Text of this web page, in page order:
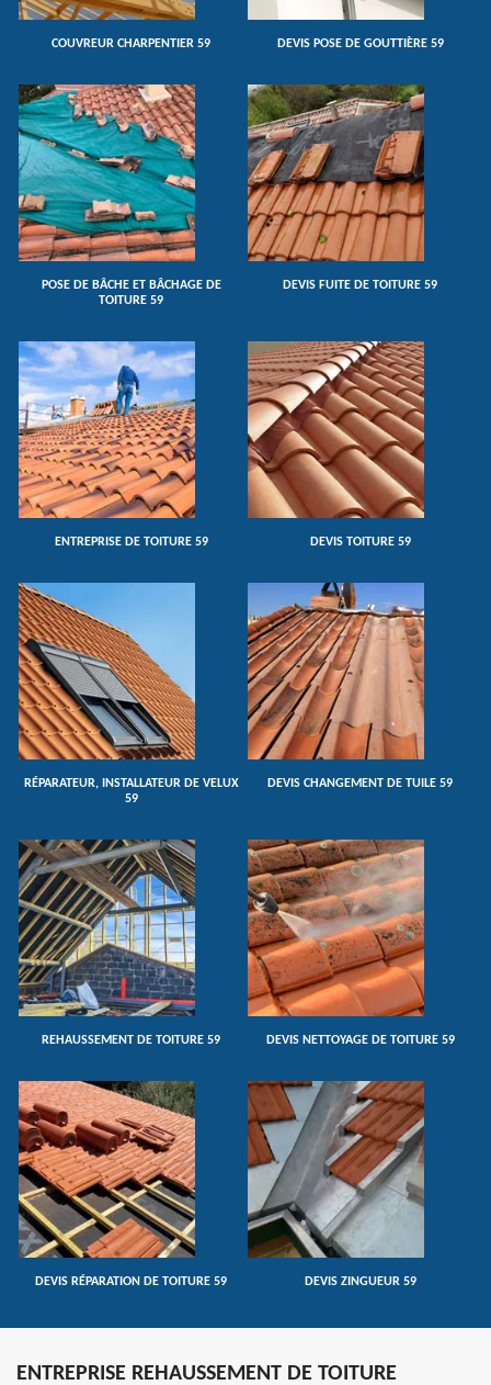
COUVREUR CHARPENTIER 59 DEVIS POSE DE GOUTTIÈRE 59
POSE DE BÂCHE ET BÂCHAGE DE
TOITURE 59
DEVIS FUITE DE TOITURE 59
ENTREPRISE DE TOITURE 59 DEVIS TOITURE 59
RÉPARATEUR, INSTALLATEUR DE VELUX
59
DEVIS CHANGEMENT DE TUILE 59
REHAUSSEMENT DE TOITURE 59 DEVIS NETTOYAGE DE TOITURE 59
DEVIS RÉPARATION DE TOITURE 59 DEVIS ZINGUEUR 59
ENTREPRISE REHAUSSEMENT DE TOITURE